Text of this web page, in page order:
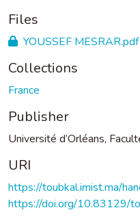
Files
YOUSSEF MESRAR.pdf
Collections
France
Publisher
Université d’Orléans,
URI
https://toubkal.imist.ma/
https://doi.org/10.83129/